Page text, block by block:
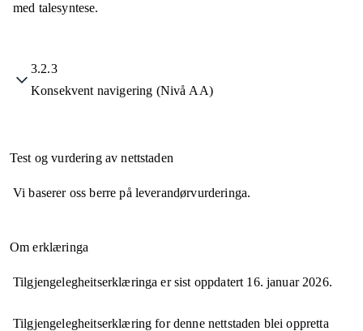
med talesyntese.
3.2.3
Konsekvent navigering (Nivå AA)
Test og vurdering av nettstaden
Vi baserer oss berre på leverandørvurderinga.
Om erklæringa
Tilgjengelegheitserklæringa er sist oppdatert 16. januar 2026.
Tilgjengelegheitserklæring for denne nettstaden blei oppretta